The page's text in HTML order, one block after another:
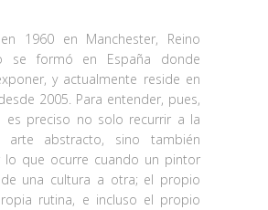
1960 en Manchester, Reino
se formó en España donde
y actualmente reside en
2005. Para entender, pues,
es preciso no solo recurrir a la
arte abstracto, sino también
lo que ocurre cuando un pintor
una cultura a otra; el propio
rutina, e incluso el propio